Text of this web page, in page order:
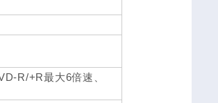
R/+R最大6倍速、